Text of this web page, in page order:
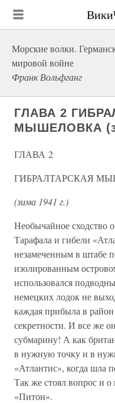
Морские волки.
мировой войне
Франк Вольфганг
ГЛАВА 2
МЫШЕЛОВКА
ГЛАВА 2
ГИБРАЛТАРСКАЯ
(зима 1941 г.)
Необычайное сходство
Тарафала и гибели
незамеченным в штабе
изолированным
использовался
немецких лодок не
каждая прибыла в
секретности. И все же
субмарину! А как
в нужную точку и в
«Атлантис», когда шла
Так же стоял вопрос и
«Питон».